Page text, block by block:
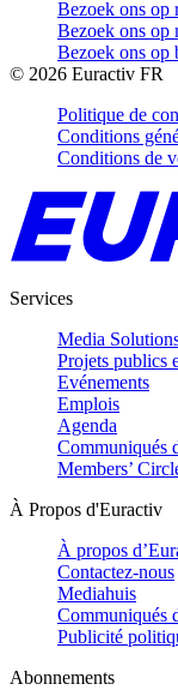
Bezoek ons op
Bezoek ons op
Bezoek ons op
© 2026 Euractiv FR
Politique de
Conditions
Conditions de
Services
Media
Projets publics
Evénements
Emplois
Agenda
Communiqués
Members’
À Propos d'Euractiv
À propos
Contactez-nous
Mediahuis
Communiqués
Publicité
Abonnements